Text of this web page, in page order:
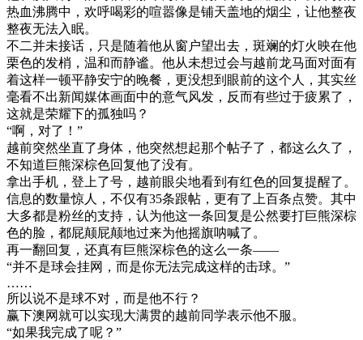
热血沸腾中，欢呼喝彩的喧嚣像是铺天盖地的烟尘，让他整夜
整夜无法入眠。
不二并未接话，只是随着他从窗户望出去，斑斓的灯火映在他
栗色的发梢，温和而静谧。他从未想过会与越前龙马面对面有
着这样一顿平静安宁的晚餐，更没想到眼前的这个人，其实丝
毫看不出新闻媒体画面中的意气风发，反而有些过于疲累了，
这就是荣耀下的孤独吗？
“啊，对了！”
越前突然坐直了身体，他突然想起那个帖子了，都这么久了，
不知道巨熊深棕色回复他了没有。
拿出手机，登上了号，越前眼尖地看到有红色的回复提醒了。
信息的数量惊人，不仅有35条跟帖，更有了上百条点赞。其中
大多都是粉丝的支持，认为他这一条回复是公然要打巨熊深棕
色的脸，都屁颠屁颠地过来为他摇旗呐喊了。
再一翻回复，还真有巨熊深棕色的这么一条——
“并不是球会挂网，而是你无法完成这样的击球。”
……
所以说不是球不对，而是他不行？
赢下澳网就可以实现大满贯的越前同学表示他不服。
“如果我完成了呢？”